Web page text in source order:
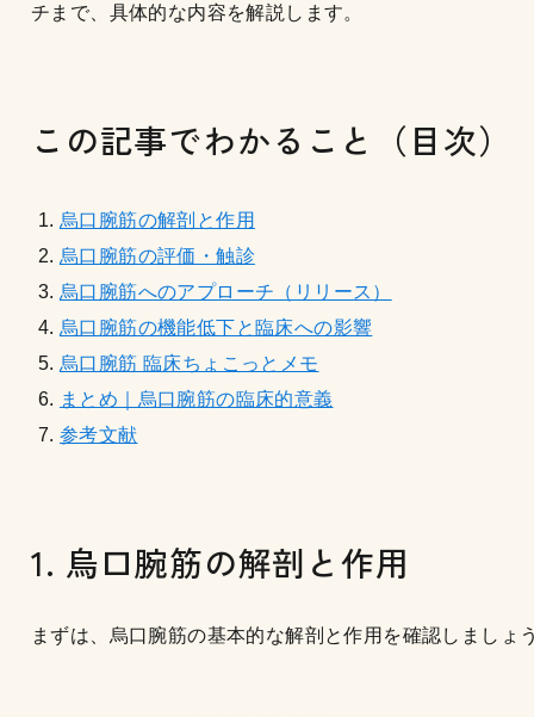
チまで、具体的な内容を解説します。
この記事でわかること（目次）
烏口腕筋の解剖と作用
烏口腕筋の評価・触診
烏口腕筋へのアプローチ（リリース）
烏口腕筋の機能低下と臨床への影響
烏口腕筋 臨床ちょこっとメモ
まとめ｜烏口腕筋の臨床的意義
参考文献
1. 烏口腕筋の解剖と作用
まずは、烏口腕筋の基本的な解剖と作用を確認しましょ